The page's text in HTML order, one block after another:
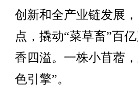
创新和全产业链发展
点，撬动“菜草畜”百
香四溢。一株小苜蓿
色引擎”。